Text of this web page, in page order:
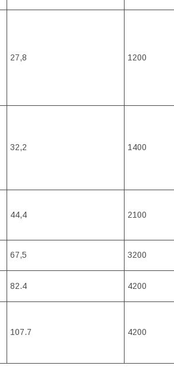
27,8 1200
32,2 1400
44,4 2100
67,5 3200
82.4 4200
107.7 4200